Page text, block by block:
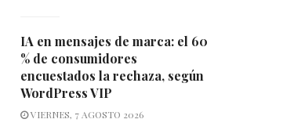
IA en mensajes de marca: el 60
% de consumidores
encuestados la rechaza, según
WordPress VIP
VIERNES, 7 AGOSTO 2026